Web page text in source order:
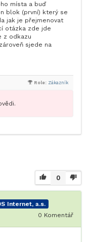
místa a buď
blok (první) který se
jak je přejmenovat
otázka zde jde
z odkazu
sjede na
Role: Zákazník
0
Internet, a.s.
0 Komentář